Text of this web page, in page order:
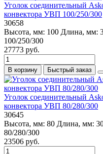
Уголок соединительный
конвектора УВП 100/250/300
30658
Высота, мм: 100 Длина, мм:
100/250/300
27773 руб.
В корзину Быстрый заказ
Уголок соединительный
конвектора УВП 80/280/300
30645
Высота, мм: 80 Длина, мм:
80/280/300
23506 руб.